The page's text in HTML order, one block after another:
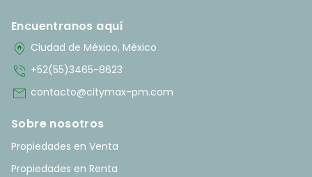
Encuentranos aquí
home_pin Ciudad de México, México
phone_in_talk +52(55)3465-8623
mail contacto@citymax-pm.com
Sobre nosotros
Propiedades en Venta
Propiedades en Renta